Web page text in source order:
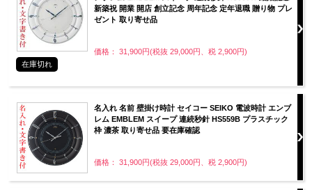
新築祝 開業 開店 創立記念 周年記念 定年退職 贈り物 プレ
ゼント 取り寄せ品
価格： 31,900円(税抜 29,000円、税 2,900円)
在庫切れ
名入れ 名前 壁掛け時計 セイコー SEIKO 電波時計 エンブ
レム EMBLEM スイープ 連続秒針 HS559B プラスチック
枠 濃茶 取り寄せ品 要在庫確認
価格： 31,900円(税抜 29,000円、税 2,900円)